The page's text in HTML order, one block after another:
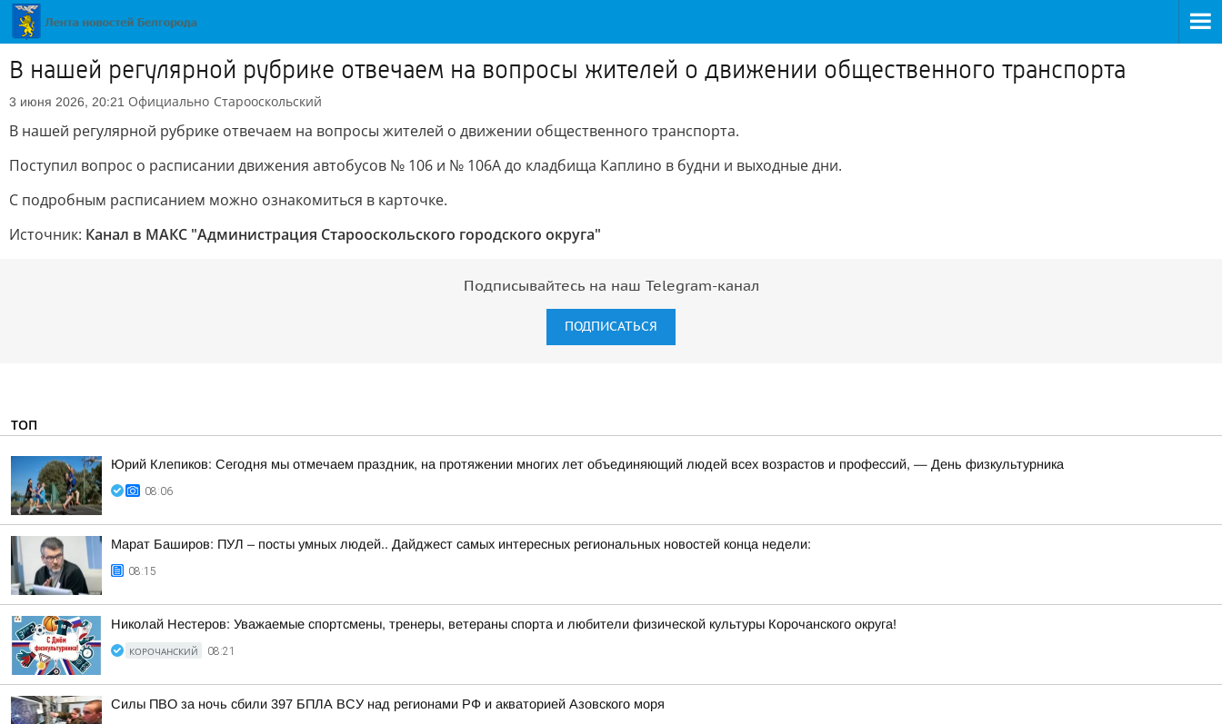
В нашей регулярной рубрике отвечаем на вопросы жителей о движении общественного транспорта
3 июня 2026, 20:21 Официально Старооскольский
В нашей регулярной рубрике отвечаем на вопросы жителей о движении общественного транспорта.
Поступил вопрос о расписании движения автобусов № 106 и № 106А до кладбища Каплино в будни и выходные дни.
С подробным расписанием можно ознакомиться в карточке.
Источник: Канал в МАКС "Администрация Старооскольского городского округа"
Подписывайтесь на наш Telegram-канал
ПОДПИСАТЬСЯ
ТОП
Юрий Клепиков: Сегодня мы отмечаем праздник, на протяжении многих лет объединяющий людей всех возрастов и профессий, — День физкультурника
08:06
Марат Баширов: ПУЛ – посты умных людей.. Дайджест самых интересных региональных новостей конца недели:
08:15
Николай Нестеров: Уважаемые спортсмены, тренеры, ветераны спорта и любители физической культуры Корочанского округа!
КОРОЧАНСКИЙ 08:21
Силы ПВО за ночь сбили 397 БПЛА ВСУ над регионами РФ и акваторией Азовского моря